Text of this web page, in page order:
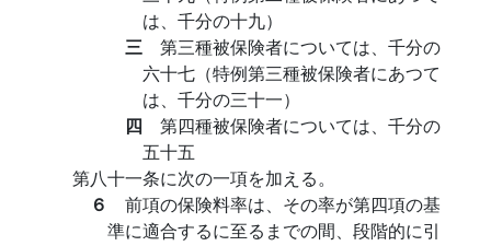
は、千分の十九）
三 第三種被保険者については、千分の
六十七（特例第三種被保険者にあつて
は、千分の三十一）
四 第四種被保険者については、千分の
五十五
第八十一条に次の一項を加える。
６ 前項の保険料率は、その率が第四項の基
準に適合するに至るまでの間、段階的に引